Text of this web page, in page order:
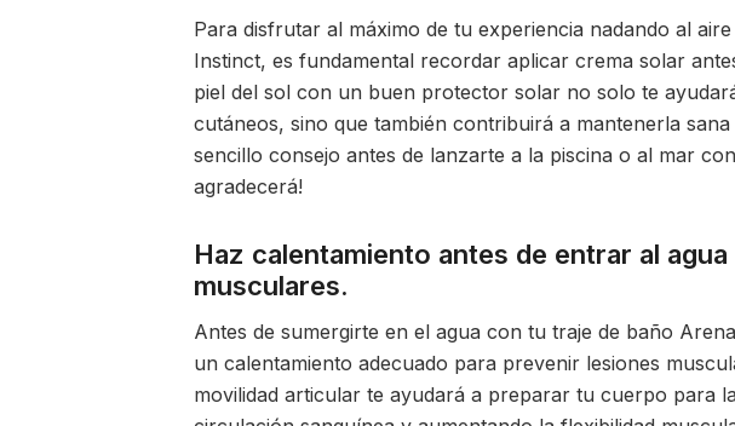
Para disfrutar al máximo de tu experiencia nadando al
Instinct, es fundamental recordar aplicar crema solar
piel del sol con un buen protector solar no solo te
cutáneos, sino que también contribuirá a mantenerla
sencillo consejo antes de lanzarte a la piscina o al mar
agradecerá!
Haz calentamiento antes de entrar al
musculares.
Antes de sumergirte en el agua con tu traje de baño
un calentamiento adecuado para prevenir lesiones
movilidad articular te ayudará a preparar tu cuerpo para